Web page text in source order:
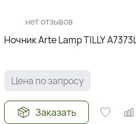
нет отзывов
Ночник Arte Lamp TILLY
Цена по запросу
Заказать